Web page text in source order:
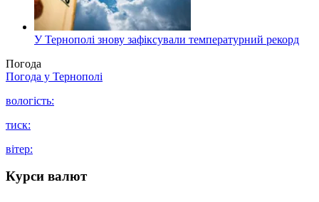
У Тернополі знову зафіксували температурний рекорд
Погода
Погода у Тернополі
вологість:
тиск:
вітер:
Курси валют